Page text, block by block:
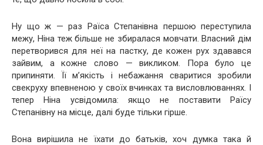
Ну що ж — раз Раїса Степанівна першою переступила
межу, Ніна теж більше не збиралася мовчати. Власний дім
перетворився для неї на пастку, де кожен рух здавався
зайвим, а кожне слово — викликом. Пора було це
припиняти. Її м’якість і небажання сваритися зробили
свекруху впевненою у своїх вчинках та висловлюваннях. І
тепер Ніна усвідомила: якщо не поставити Раїсу
Степанівну на місце, далі буде тільки гірше.
Вона вирішила не їхати до батьків, хоч думка така й